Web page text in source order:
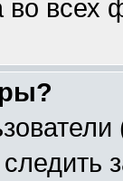
во всех